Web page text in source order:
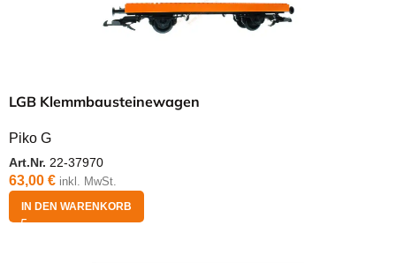
LGB Klemmbausteinewagen
Piko G
Art.Nr. 22-37970
63,00 € inkl. MwSt.
IN DEN WARENKORB